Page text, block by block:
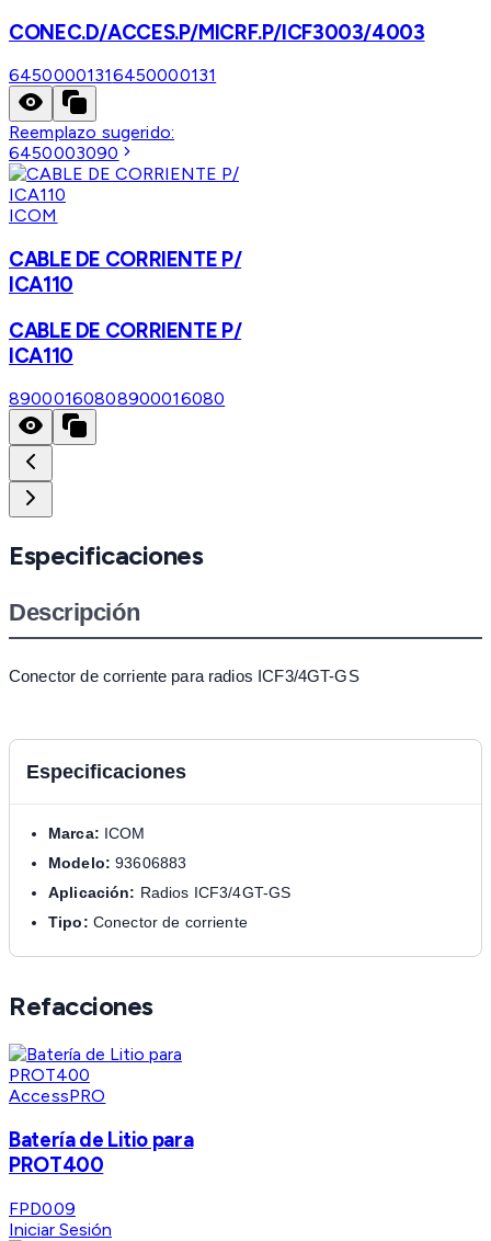
CONEC.D/ACCES.P/MICRF.P/ICF3003/4003
64500001316450000131
Reemplazo sugerido:
6450003090
ICOM
CABLE DE CORRIENTE P/
ICA110
CABLE DE CORRIENTE P/
ICA110
89000160808900016080
Especificaciones
Descripción
Conector de corriente para radios ICF3/4GT-GS
Especificaciones
Marca: ICOM
Modelo: 93606883
Aplicación: Radios ICF3/4GT-GS
Tipo: Conector de corriente
Refacciones
AccessPRO
Batería de Litio para
PROT400
FPD009
Iniciar Sesión